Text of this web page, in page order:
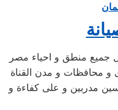
جميع منطق و احياء مصر
و محافظات و مدن القناة
مدربين و على كفاءة و